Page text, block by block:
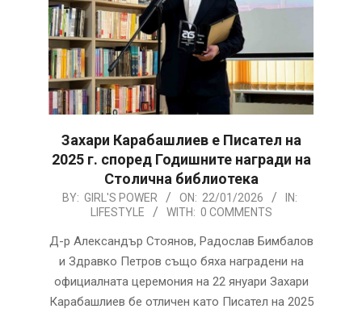
Захари Карабашлиев е Писател на
2025 г. според Годишните награди на
Столична библиотека
2026-
22
BY: GIRL'S POWER ON: 22/01/2026
IN:
LIFESTYLE
WITH: 0 COMMENTS
Д-р Александър Стоянов, Радослав Бимбалов
и Здравко Петров също бяха наградени на
официалната церемония на 22 януари Захари
Карабашлиев бе отличен като Писател на 2025